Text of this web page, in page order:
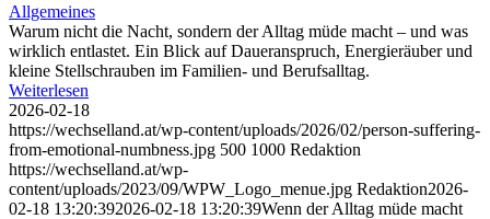
Allgemeines
Warum nicht die Nacht, sondern der Alltag müde macht – und was
wirklich entlastet. Ein Blick auf Daueranspruch, Energieräuber und
kleine Stellschrauben im Familien- und Berufsalltag.
Weiterlesen
2026-02-18
https://wechselland.at/wp-content/uploads/2026/02/person-suffering-
from-emotional-numbness.jpg 500 1000 Redaktion
https://wechselland.at/wp-
content/uploads/2023/09/WPW_Logo_menue.jpg Redaktion2026-
02-18 13:20:392026-02-18 13:20:39Wenn der Alltag müde macht